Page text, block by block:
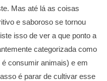
Mas até lá as coisas
e saboroso se tornou
isso de ver a que ponto a
categorizada como
é consumir animais) e em
é parar de cultivar esse